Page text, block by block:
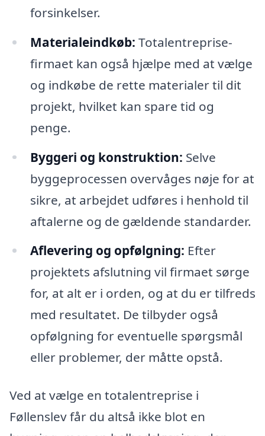
forsinkelser.
Materialeindkøb: Totalentreprise-
firmaet kan også hjælpe med at vælge
og indkøbe de rette materialer til dit
projekt, hvilket kan spare tid og
penge.
Byggeri og konstruktion: Selve
byggeprocessen overvåges nøje for at
sikre, at arbejdet udføres i henhold til
aftalerne og de gældende standarder.
Aflevering og opfølgning: Efter
projektets afslutning vil firmaet sørge
for, at alt er i orden, og at du er tilfreds
med resultatet. De tilbyder også
opfølgning for eventuelle spørgsmål
eller problemer, der måtte opstå.
Ved at vælge en totalentreprise i
Føllenslev får du altså ikke blot en